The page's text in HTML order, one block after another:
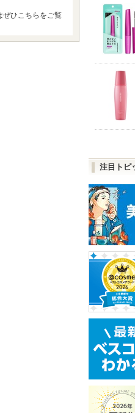
ぜひこちらをご覧
注目トピ